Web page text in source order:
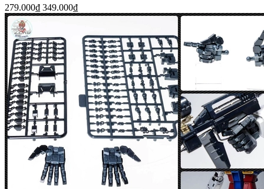
279.000₫ 349.000₫